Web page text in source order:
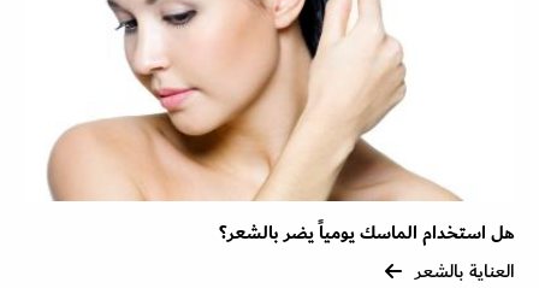
هل استخدام الماسك يومياً يضر بالشعر؟
العناية بالشعر